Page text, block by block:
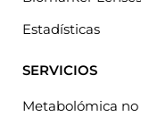
Estadísticas
SERVICIOS
Metabolómica